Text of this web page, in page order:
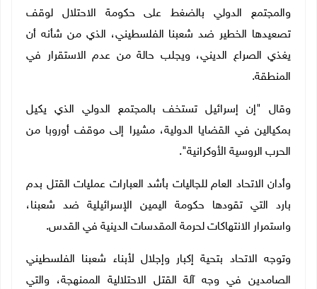
والمجتمع الدولي بالضغط على حكومة الاحتلال لوقف
تصعيدها الخطير ضد شعبنا الفلسطيني، الذي من شأنه أن
يغذي الصراع الديني، ويجلب حالة من عدم الاستقرار في
المنطقة.
وقال "إن إسرائيل تستخف بالمجتمع الدولي الذي يكيل
بمكيالين في القضايا الدولية، مشيرا إلى موقف أوروبا من
الحرب الروسية الأوكرانية".
وأدان الاتحاد العام للجاليات بأشد العبارات عمليات القتل بدم
بارد التي تقودها حكومة اليمين الإسرائيلية ضد شعبنا،
واستمرار الانتهاكات لحرمة المقدسات الدينية في القدس.
وتوجه الاتحاد بتحية إكبار وإجلال لأبناء شعبنا الفلسطيني
الصامدين في وجه آلة القتل الاحتلالية الممنهجة، والتي